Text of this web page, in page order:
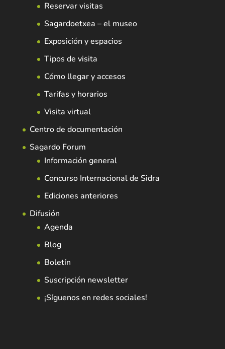
Reservar visitas
Sagardoetxea – el museo
Exposición y espacios
Tipos de visita
Cómo llegar y accesos
Tarifas y horarios
Visita virtual
Centro de documentación
Sagardo Forum
Información general
Concurso Internacional de Sidra
Ediciones anteriores
Difusión
Agenda
Blog
Boletín
Suscripción newsletter
¡Síguenos en redes sociales!